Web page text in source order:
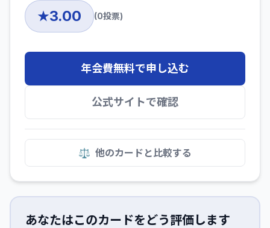
★3.00 (0投票)
年会費無料で申し込む
公式サイトで確認
⚖️ 他のカードと比較する
あなたはこのカードをどう評価します